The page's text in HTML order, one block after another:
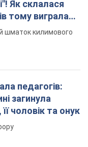
Як склалася
тому виграла
шматок килимового
педагогів:
загинула
чоловік та онук